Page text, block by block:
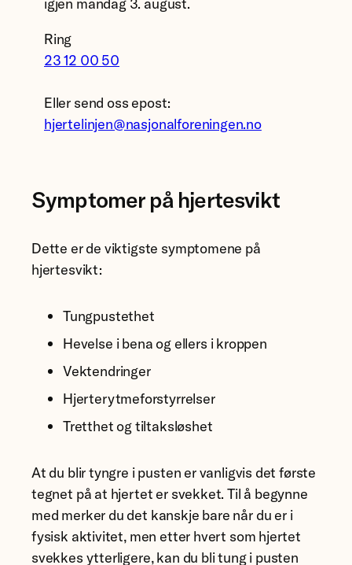
igjen mandag 3. august.
Ring
23 12 00 50
Eller send oss epost:
hjertelinjen@nasjonalforeningen.no
Symptomer på hjertesvikt
Dette er de viktigste symptomene på
hjertesvikt:
Tungpustethet
Hevelse i bena og ellers i kroppen
Vektendringer
Hjerterytmeforstyrrelser
Tretthet og tiltaksløshet
At du blir tyngre i pusten er vanligvis det første
tegnet på at hjertet er svekket. Til å begynne
med merker du det kanskje bare når du er i
fysisk aktivitet, men etter hvert som hjertet
svekkes ytterligere, kan du bli tung i pusten